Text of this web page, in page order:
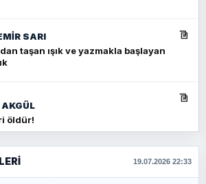
SARI
taşan ışık ve yazmakla başlayan
AKGÜL
öldür!
BÜYÜKKALKAN
NATO Toplantısı mı, Yeni
19.07.2026 22:33